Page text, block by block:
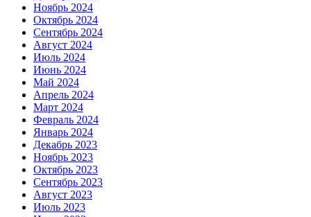
Ноябрь 2024
Октябрь 2024
Сентябрь 2024
Август 2024
Июль 2024
Июнь 2024
Май 2024
Апрель 2024
Март 2024
Февраль 2024
Январь 2024
Декабрь 2023
Ноябрь 2023
Октябрь 2023
Сентябрь 2023
Август 2023
Июль 2023